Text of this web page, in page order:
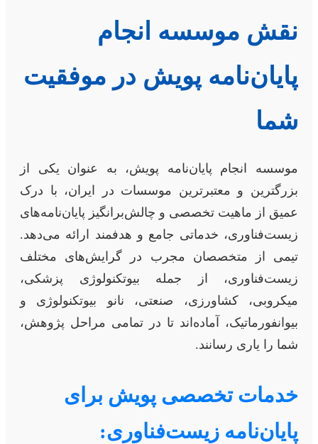
نقش موسسه انجام
پایان‌نامه پویش در موفقیت
شما
موسسه انجام پایان‌نامه پویش، به عنوان یکی از
بزرگترین و معتبرترین موسسات در ایران، با درک
عمیق از ماهیت تخصصی و چالش‌برانگیز پایان‌نامه‌های
زیست‌فناوری، خدماتی جامع و هدفمند ارائه می‌دهد.
تیمی از متخصصان مجرب در گرایش‌های مختلف
زیست‌فناوری، از جمله بیوتکنولوژی پزشکی،
میکروبی، کشاورزی، صنعتی، نانو بیوتکنولوژی و
بیوانفورماتیک، آماده‌اند تا در تمامی مراحل پژوهش،
شما را یاری رسانند.
خدمات تخصصی پویش برای
پایان‌نامه زیست‌فناوری: